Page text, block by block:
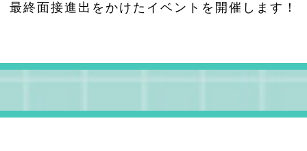
最終面接進出をかけた イベントを開催します！